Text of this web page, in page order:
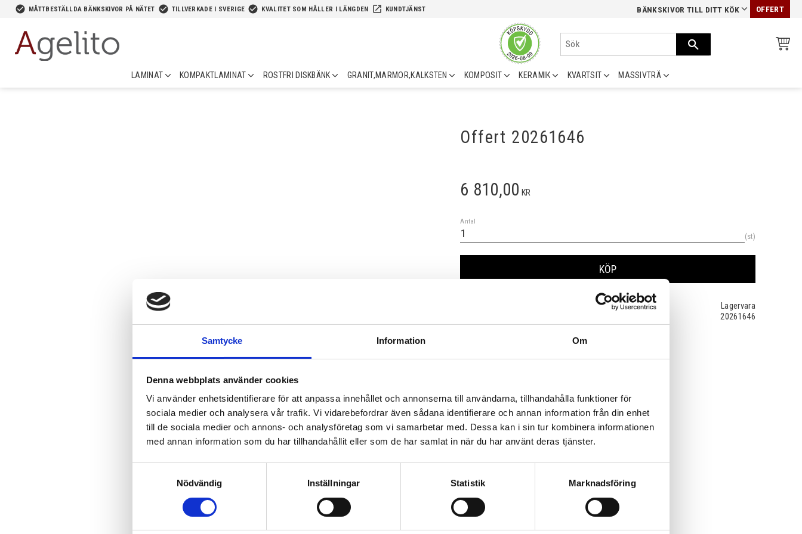
Samtycke Information Om
Denna webbplats använder cookies
Vi använder enhetsidentifierare för att anpassa innehållet och annonserna till användarna, tillhandahålla funktioner för
sociala medier och analysera vår trafik. Vi vidarebefordrar även sådana identifierare och annan information från din enhet
till de sociala medier och annons- och analysföretag som vi samarbetar med. Dessa kan i sin tur kombinera informationen
med annan information som du har tillhandahållit eller som de har samlat in när du har använt deras tjänster.
Nödvändig
Inställningar Statistik Marknadsföring
check_circle MÅTTBESTÄLLDA BÄNKSKIVOR PÅ NÄTET check_circle TILLVERKADE I SVERIGE check_circle KVALITET SOM HÅLLER I LÄNGDEN launch KUNDTJÄNST BÄNKSKIVOR TILL DITT KÖK OFFERT
LAMINAT KOMPAKTLAMINAT ROSTFRI DISKBÄNK GRANIT,MARMOR,KALKSTEN KOMPOSIT KERAMIK KVARTSIT MASSIVTRÄ
Offert 20261646
6 810,00 KR
Antal
st
KÖP
Lagervara
20261646